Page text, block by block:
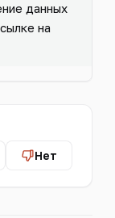
данных
на
Нет